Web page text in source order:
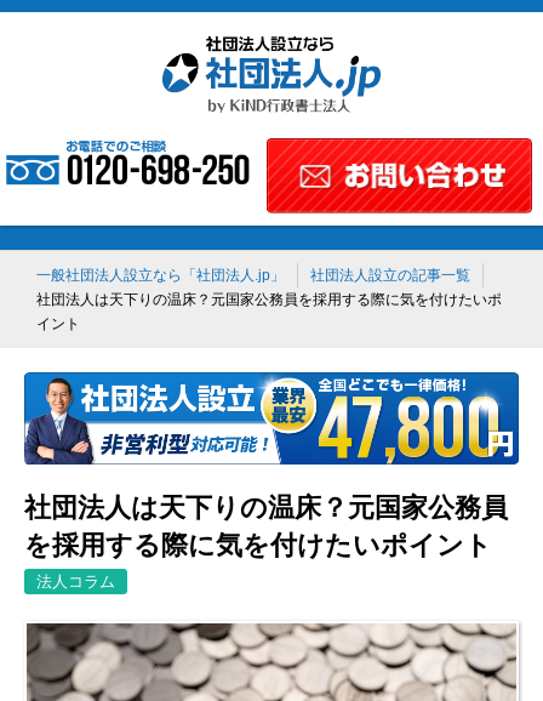
一般社団法人設立なら「社団法人.jp」
社団法人設立の記事一覧
社団法人は天下りの温床？元国家公務員を採用する際に気を付けたいポ
イント
社団法人は天下りの温床？元国家公務員
を採用する際に気を付けたいポイント
法人コラム